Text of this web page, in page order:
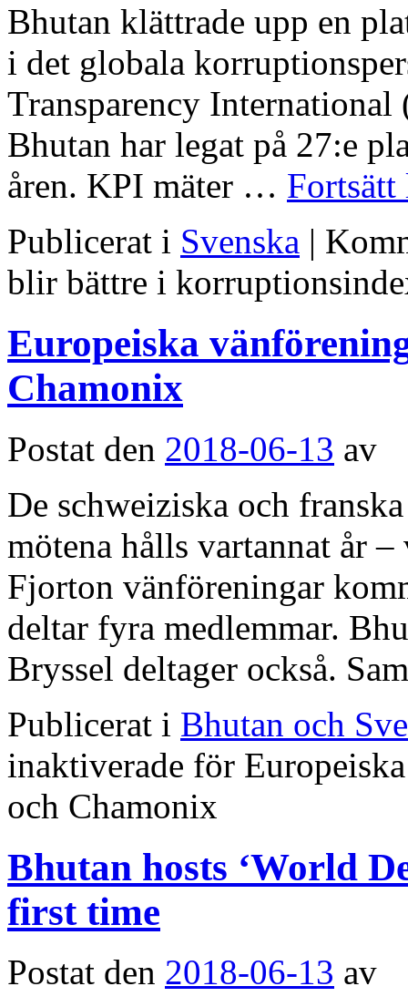
Bhutan klättrade upp en
i det globala
Transparency
Bhutan har legat på 27:e
åren. KPI mäter …
Publicerat i Svenska |
blir bättre i
Europeiska
Chamonix
Postat den 2018-06-13 av
De schweiziska och
mötena hålls vartannat år
Fjorton vänföreningar
deltar fyra medlemmar.
Bryssel deltager också.
Publicerat i Bhutan och
inaktiverade för
och Chamonix
Bhutan hosts ‘World
first time
Postat den 2018-06-13 av